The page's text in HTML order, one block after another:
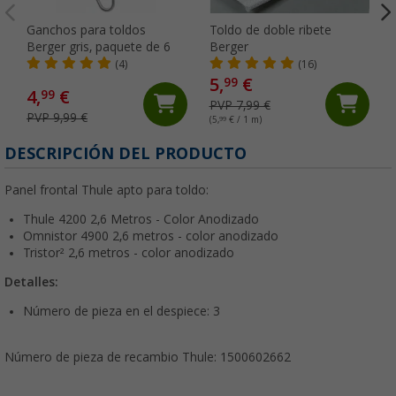
Ganchos para toldos
Berger gris, paquete de 6
(4)
4,99 €
PVP 9,99 €
Toldo de doble ribete
Berger
(16)
5,99€
PVP 7,99 €
(5,99€ / 1 m)
DESCRIPCIÓN DEL PRODUCTO
Panel frontal Thule apto para toldo:
Thule 4200 2,6 Metros - Color Anodizado
Omnistor 4900 2,6 metros - color anodizado
Tristor² 2,6 metros - color anodizado
Detalles:
Número de pieza en el despiece: 3
Número de pieza de recambio Thule: 1500602662